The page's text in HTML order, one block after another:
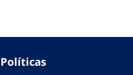
Políticas